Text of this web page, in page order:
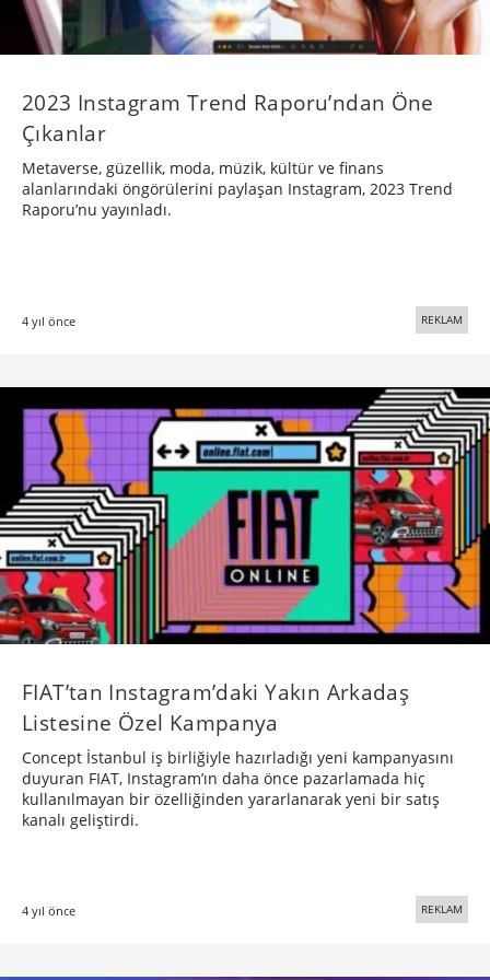
2023 Instagram Trend Raporu’ndan Öne
Çıkanlar
Metaverse, güzellik, moda, müzik, kültür ve finans
alanlarındaki öngörülerini paylaşan Instagram, 2023 Trend
Raporu’nu yayınladı.
4 yıl önce REKLAM
FIAT’tan Instagram’daki Yakın Arkadaş
Listesine Özel Kampanya
Concept İstanbul iş birliğiyle hazırladığı yeni kampanyasını
duyuran FIAT, Instagram’ın daha önce pazarlamada hiç
kullanılmayan bir özelliğinden yararlanarak yeni bir satış
kanalı geliştirdi.
4 yıl önce REKLAM